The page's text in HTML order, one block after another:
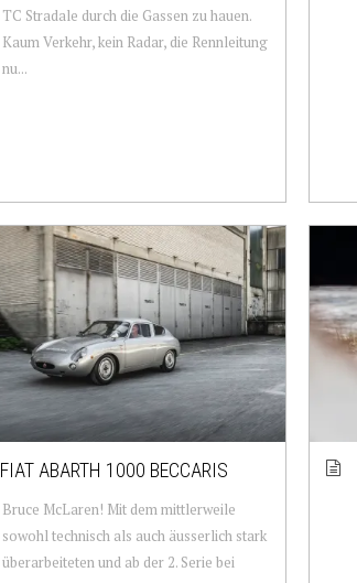
TC Stradale durch die Gassen zu hauen.
Kaum Verkehr, kein Radar, die Rennleitung
nu...
FIAT ABARTH 1000 BECCARIS
Bruce McLaren! Mit dem mittlerweile
sowohl technisch als auch äusserlich stark
überarbeiteten und ab der 2. Serie bei